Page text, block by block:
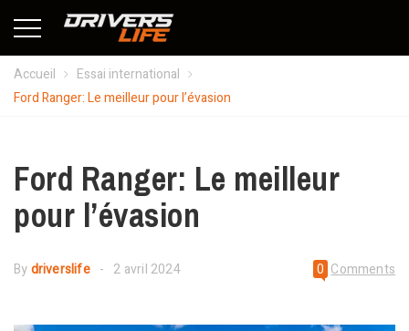
Accueil
Essai international
Ford Ranger: Le meilleur pour l’évasion
Ford Ranger: Le meilleur
pour l’évasion
Bydriverslife 2 avril 2024 0 Comments